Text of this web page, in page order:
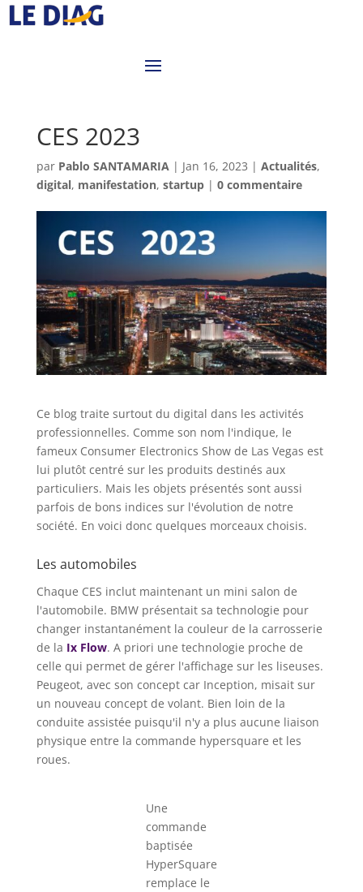
CES 2023
par Pablo SANTAMARIA| Jan 16, 2023 | Actualités,
digital, manifestation, startup| 0 commentaire
Ce blog traite surtout du digital dans les activités
professionnelles. Comme son nom l'indique, le
fameux Consumer Electronics Show de Las Vegas est
lui plutôt centré sur les produits destinés aux
particuliers. Mais les objets présentés sont aussi
parfois de bons indices sur l'évolution de notre
société. En voici donc quelques morceaux choisis.
Les automobiles
Chaque CES inclut maintenant un mini salon de
l'automobile. BMW présentait sa technologie pour
changer instantanément la couleur de la carrosserie
de la Ix Flow. A priori une technologie proche de
celle qui permet de gérer l'affichage sur les liseuses.
Peugeot, avec son concept car Inception, misait sur
un nouveau concept de volant. Bien loin de la
conduite assistée puisqu'il n'y a plus aucune liaison
physique entre la commande hypersquare et les
roues.
Une
commande
baptisée
HyperSquare
remplace le